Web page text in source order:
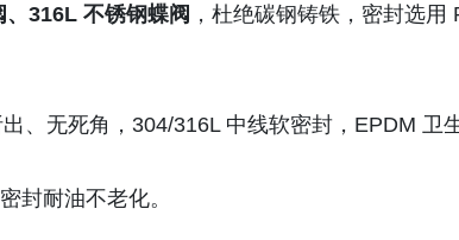
、316L 不锈钢蝶阀 ，杜绝碳钢铸铁，密封选
出、无死角，304/316L 中线软密封，EPDM 卫
封耐油不老化。